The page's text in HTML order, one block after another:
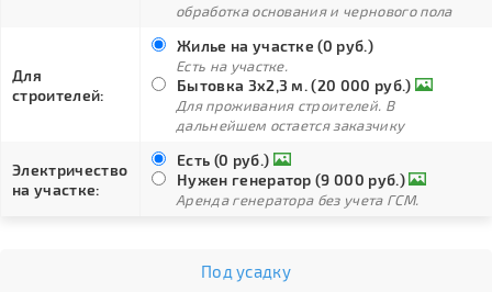
обработка основания и чернового пола
Для
строителей:
Жилье на участке (0 руб.)
Есть на участке.
Бытовка 3х2,3 м. (20 000 руб.)
Для проживания строителей. В
дальнейшем остается заказчику
Электричество
на участке:
Есть (0 руб.)
Нужен генератор (9 000 руб.)
Аренда генератора без учета ГСМ.
Под усадку